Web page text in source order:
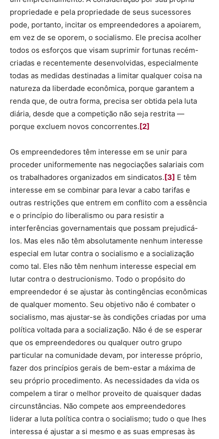
propriedade e pela propriedade de seus sucessores
pode, portanto, incitar os empreendedores a apoiarem,
em vez de se oporem, o socialismo. Ele precisa acolher
todos os esforços que visam suprimir fortunas recém-
criadas e recentemente desenvolvidas, especialmente
todas as medidas destinadas a limitar qualquer coisa na
natureza da liberdade econômica, porque garantem a
renda que, de outra forma, precisa ser obtida pela luta
diária, desde que a competição não seja restrita —
porque excluem novos concorrentes.[2]
Os empreendedores têm interesse em se unir para
proceder uniformemente nas negociações salariais com
os trabalhadores organizados em sindicatos.[3] E têm
interesse em se combinar para levar a cabo tarifas e
outras restrições que entrem em conflito com a essência
e o princípio do liberalismo ou para resistir a
interferências governamentais que possam prejudicá-
los. Mas eles não têm absolutamente nenhum interesse
especial em lutar contra o socialismo e a socialização
como tal. Eles não têm nenhum interesse especial em
lutar contra o destrucionismo. Todo o propósito do
empreendedor é se ajustar às contingências econômicas
de qualquer momento. Seu objetivo não é combater o
socialismo, mas ajustar-se às condições criadas por uma
política voltada para a socialização. Não é de se esperar
que os empreendedores ou qualquer outro grupo
particular na comunidade devam, por interesse próprio,
fazer dos princípios gerais de bem-estar a máxima de
seu próprio procedimento. As necessidades da vida os
compelem a tirar o melhor proveito de quaisquer dadas
circunstâncias. Não compete aos empreendedores
liderar a luta política contra o socialismo; tudo o que lhes
interessa é ajustar a si mesmo e as suas empresas às